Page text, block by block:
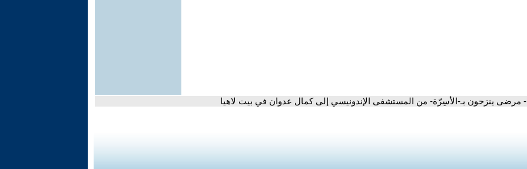
- مرضى ينزحون بـ-الأسِرّة- من المستشفى الإندونيسي إلى كمال عدوان في بيت لاهيا